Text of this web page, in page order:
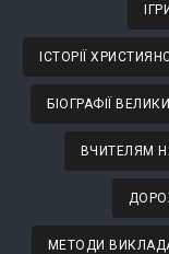
ІСТОРІЇ
БІОГРАФІЇ
ВЧИТЕЛЯМ
МЕТОДИ